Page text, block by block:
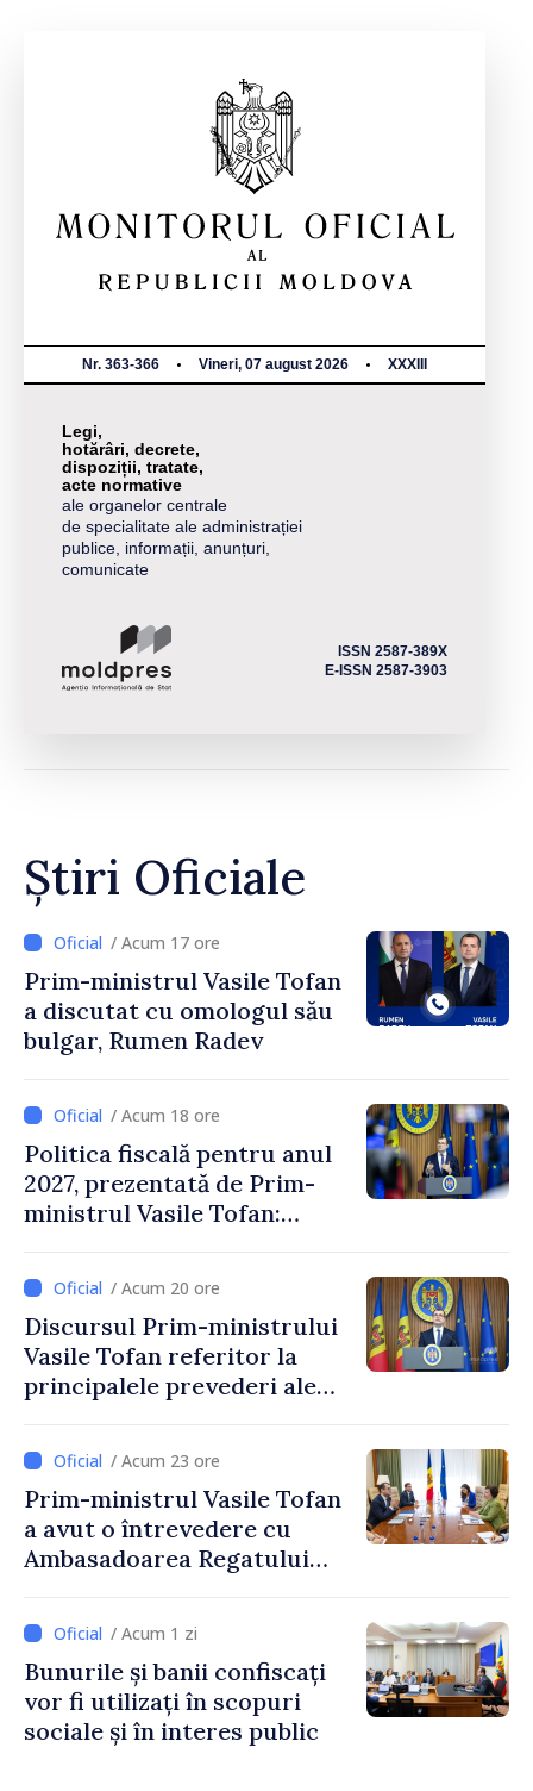
Nr. 363-366 Vineri, 07 august 2026 XXXIII
Legi,
hotărâri, decrete,
dispoziții, tratate,
acte normative
ale organelor centrale
de specialitate ale administrației
publice, informații, anunțuri,
comunicate
ISSN 2587-389X
E-ISSN 2587-3903
Știri Oficiale
/ Acum 17 ore
Prim-ministrul Vasile Tofan
a discutat cu omologul său
bulgar, Rumen Radev
/ Acum 18 ore
Politica fiscală pentru anul
2027, prezentată de Prim-
ministrul Vasile Tofan:
stimularea investițiilor și o
taxare mai echitabilă
/ Acum 20 ore
Discursul Prim-ministrului
Vasile Tofan referitor la
principalele prevederi ale
2027
/ Acum 23 ore
Prim-ministrul Vasile Tofan
a avut o întrevedere cu
Ambasadoarea Regatului
Irlandei de Nord, Fern
Horine / Acum 1 zi
Bunurile și banii confiscați
vor fi utilizați în scopuri
sociale și în interes public